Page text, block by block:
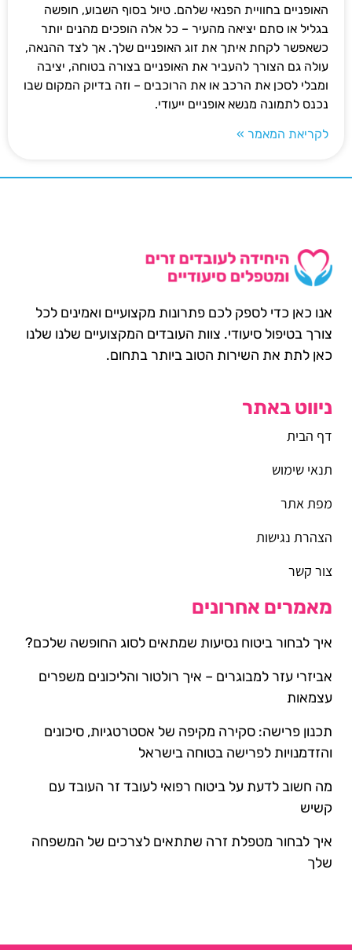
האופניים בחוויית הפנאי שלהם. טיול בסוף השבוע, חופשה
בגליל או סתם יציאה מהעיר – כל אלה הופכים מהנים יותר
כשאפשר לקחת איתך את זוג האופניים שלך. אך לצד ההנאה,
עולה גם הצורך להעביר את האופניים בצורה בטוחה, יציבה
ומבלי לסכן את הרכב או את הרוכבים – וזה בדיוק המקום שבו
נכנס לתמונה מנשא אופניים ייעודי.
לקריאת המאמר »
אנו כאן כדי לספק לכם פתרונות מקצועיים ואמינים לכל
צורך בטיפול סיעודי. צוות העובדים המקצועיים שלנו שלנו
כאן לתת את השירות הטוב ביותר בתחום.
ניווט באתר
דף הבית
תנאי שימוש
מפת אתר
הצהרת נגישות
צור קשר
מאמרים אחרונים
איך לבחור ביטוח נסיעות שמתאים לסוג החופשה שלכם?
אביזרי עזר למבוגרים – איך רולטור והליכונים משפרים
עצמאות
תכנון פרישה: סקירה מקיפה של אסטרטגיות, סיכונים
והזדמנויות לפרישה בטוחה בישראל
מה חשוב לדעת על ביטוח רפואי לעובד זר העובד עם
קשיש
איך לבחור מטפלת זרה שתתאים לצרכים של המשפחה
שלך